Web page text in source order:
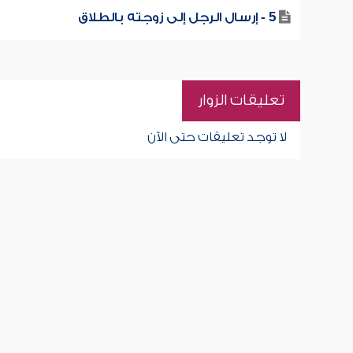
5 - إرسال الرجل إلى زوجته بالطلاق
تعليقات الزوار
لا توجد تعليقات حتى الآن